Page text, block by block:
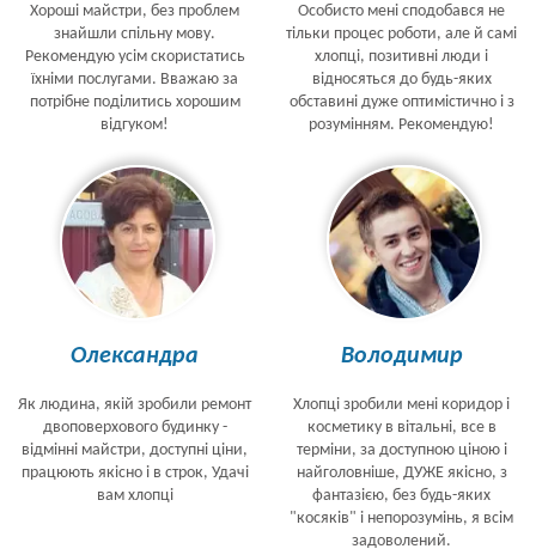
Хороші майстри, без проблем
знайшли спільну мову.
Рекомендую усім скористатись
їхніми послугами. Вважаю за
потрібне поділитись хорошим
відгуком!
Особисто мені сподобався не
тільки процес роботи, але й самі
хлопці, позитивні люди і
відносяться до будь-яких
обставині дуже оптимістично і з
розумінням. Рекомендую!
Олександра
Як людина, якій зробили ремонт
двоповерхового будинку -
відмінні майстри, доступні ціни,
працюють якісно і в строк, Удачі
вам хлопці
Володимир
Хлопці зробили мені коридор і
косметику в вітальні, все в
терміни, за доступною ціною і
найголовніше, ДУЖЕ якісно, з
фантазією, без будь-яких
"косяків" і непорозумінь, я всім
задоволений.